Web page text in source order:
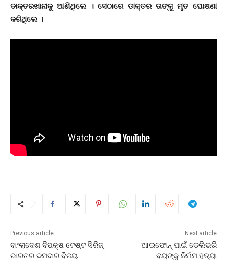
ଡାକ୍ତରଖାନାକୁ ଆଣିଥିଲେ । ସେଠାରେ ଡାକ୍ତର ତାଙ୍କୁ ମୃତ ଘୋଷଣା
କରିଥିଲେ ।
Previous article
ବାଂଲାଦେଶ ବିପକ୍ଷ ଟେଷ୍ଟ ସିରିଜ୍
ଭାରତର ଦମଦାର ବିଜୟ
Next article
ଆଇଫୋନ୍ ପାଇଁ ଡେଲିଭରି
ବୟଙ୍କୁ ନିର୍ମମ ହତ୍ୟା